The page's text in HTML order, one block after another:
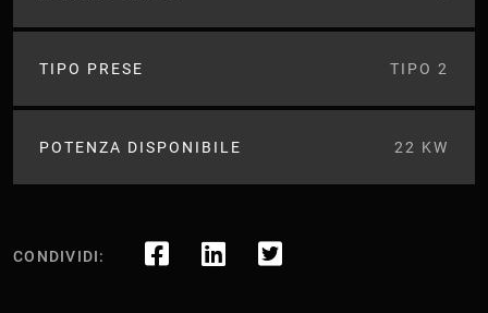
TIPO PRESE TIPO 2
POTENZA DISPONIBILE 22 KW
CONDIVIDI: